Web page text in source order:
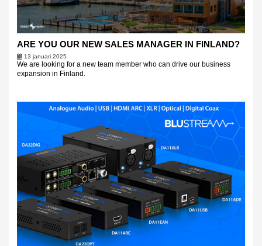
ARE YOU OUR NEW SALES MANAGER IN FINLAND?
13 januari 2025
We are looking for a new team member who can drive our business
expansion in Finland.